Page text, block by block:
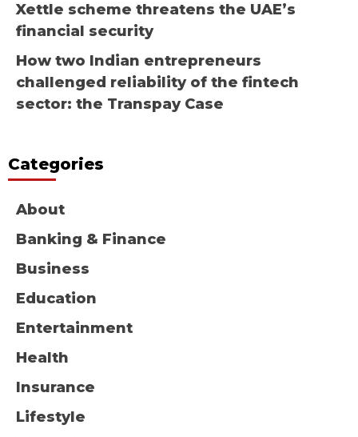
Xettle scheme threatens the UAE’s
financial security
How two Indian entrepreneurs
challenged reliability of the fintech
sector: the Transpay Case
Categories
About
Banking & Finance
Business
Education
Entertainment
Health
Insurance
Lifestyle